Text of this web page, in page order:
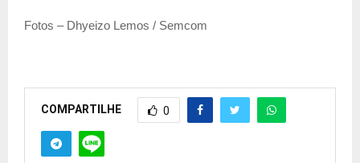
Fotos – Dhyeizo Lemos / Semcom
COMPARTILHE 0